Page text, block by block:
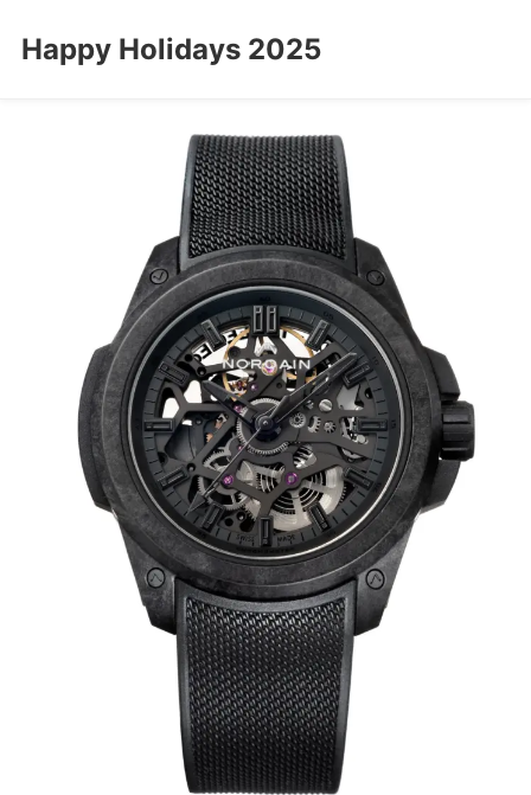
Happy Holidays 2025